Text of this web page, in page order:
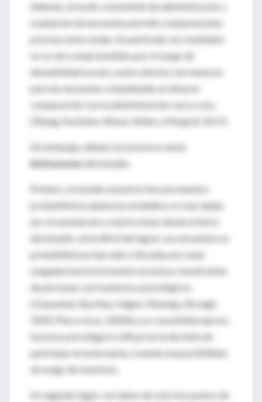
Además, el modo consistente de administración y
evaluación de encuestas permite comparaciones
precisas entre ondas. En particular, los resultados
no se ven comprometidos por el sesgo de
deseabilidad social, y estos efectos son menores
para las encuestas completadas en línea en
comparación con la administración cara a cara
(Zhang, Kuchinke, Woud, Velten y Margraf, 2017).
Sin embargo, deben reconocerse varias
limitacionesdel estudio.
Primero, el estudio actual no fue una muestra
probabilística aleatoria verdadera, lo cual, dadas
las circunstancias y restricciones desde el inicio
del estudio, sería difícil de lograr. Las encuestas no
probabilísticas han sido criticadas por estar
sesgadas hacia la inclusión excesiva o insuficiente
de personas con trastornos psicológicos
(Chauvenet, Buckley, Hague, Fleming y Brough,
2020; Pierce et al., 2020b) y es concebible que los
factores psicológicos influyó en la decisión de
participar en la encuesta, creando una posibilidad
de sesgo de muestreo.
En segundo lugar, con datos de solo tres puntos de